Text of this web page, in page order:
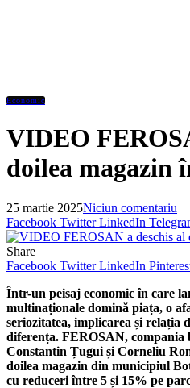
Economic
VIDEO
doilea magazin
25 martie 2025Niciun comentariu
Facebook Twitter LinkedIn
Share
Facebook Twitter LinkedIn
Într-un peisaj economic în care
multinaționale domină piața, o
seriozitatea, implicarea și relația
diferența. FEROSAN, compania
Constantin Țugui și Corneliu
doilea magazin din municipiul
cu reduceri între 5 și 15% pe